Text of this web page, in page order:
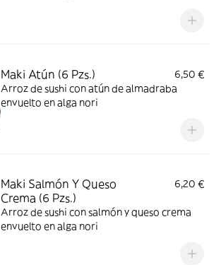
Maki Atún (6 Pzs.)
6,50 €
Arroz de sushi con atún de almadraba
envuelto en alga nori
Maki Salmón Y Queso
Crema (6 Pzs.)
6,20 €
Arroz de sushi con salmón y queso crema
envuelto en alga nori